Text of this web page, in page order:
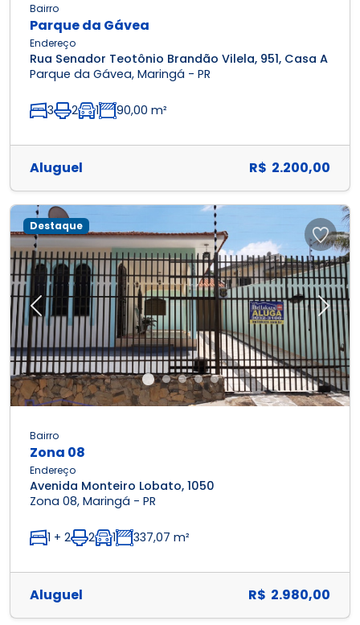
Bairro
Parque da Gávea
Endereço
Rua Senador Teotônio Brandão Vilela, 951, Casa A
Parque da Gávea, Maringá - PR
3 2 1 90,00 m²
Aluguel R$ 2.200,00
Previous Next
Destaque
Bairro
Zona 08
Endereço
Avenida Monteiro Lobato, 1050
Zona 08, Maringá - PR
1 + 2 2 1 337,07 m²
Aluguel R$ 2.980,00